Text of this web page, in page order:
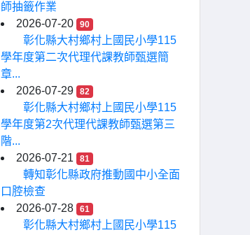
師抽籤作業
2026-07-20
90
彰化縣大村鄉村上國民小學115
學年度第二次代理代課教師甄選簡
章...
2026-07-29
82
彰化縣大村鄉村上國民小學115
學年度第2次代理代課教師甄選第三
階...
2026-07-21
81
轉知彰化縣政府推動國中小全面
口腔檢查
2026-07-28
61
彰化縣大村鄉村上國民小學115